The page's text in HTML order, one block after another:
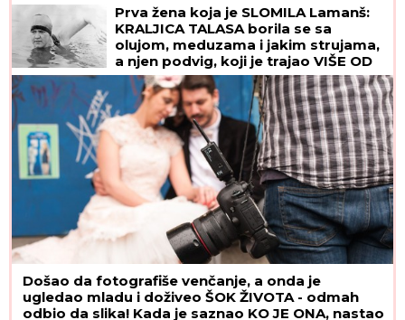
Prva žena koja je SLOMILA Lamanš:
KRALJICA TALASA borila se sa
olujom, meduzama i jakim strujama,
a njen podvig, koji je trajao VIŠE OD
14 SATI, ušao je u istoriju
Došao da fotografiše venčanje, a onda je
ugledao mladu i doživeo ŠOK ŽIVOTA - odmah
odbio da slika! Kada je saznao KO JE ONA, nastao